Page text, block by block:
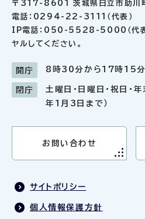
〒317-8601 茨城県日立市助川
電話：0294-22-3111（代表）
IP電話：050-5528-5000（代表
ヤルしてください。
開庁 8時30分から17時15分
閉庁
土曜日・日曜日・祝日・
年1月3日まで）
お問い合わせ
サイトポリシー
個人情報保護方針